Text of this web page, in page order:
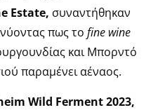
Estate, συναντήθηκαν
πως το fine wine
και Μπορντό
παραμένει αέναος.
Wild Ferment 2023,